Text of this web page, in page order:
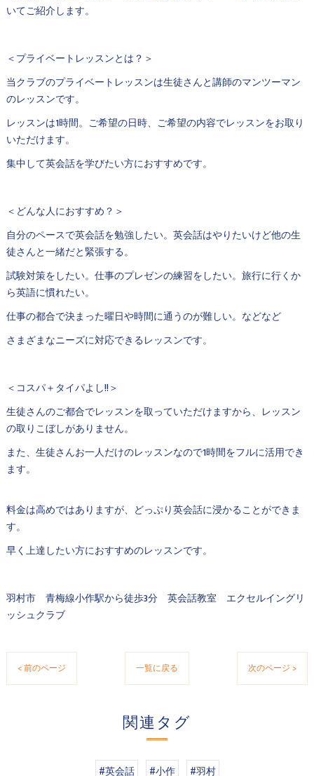
いてご紹介します。
＜プライベートレッスンとは？＞
当クラブのプライベートレッスンは生徒さんと講師のマンツーマン
のレッスンです。
レッスンは1時間。ご希望の日時、ご希望の内容でレッスンをお取り
いただけます。
集中して英会話を学びたい方におすすめです。
＜どんな人におすすめ？＞
自分のペースで英会話を勉強したい。英会話はやりたいけど他の生
徒さんと一緒だと緊張する。
試験対策をしたい。仕事のプレゼンの練習をしたい。旅行に行くか
ら英語に慣れたい。
仕事の都合で決まった曜日や時間に通うのが難しい。などなど
さまざまなニーズに対応できるレッスンです。
＜コスパ＋タイパよし!!＞
生徒さんのご都合でレッスンを取っていただけますから、レッスン
の取りこぼしがありません。
また、生徒さんお一人だけのレッスンなので1時間をフルに活用でき
ます。
料金は高めではありますが、どっぷり英会話に浸かることができま
す。
早く上達したい方におすすめのレッスンです。
羽村市 青梅線小作駅から徒歩3分 英会話教室 エクセルイングリ
ッシュクラブ
< 前のページ 一覧に戻る 次のページ >
関連タグ
#英会話 #小作 #羽村